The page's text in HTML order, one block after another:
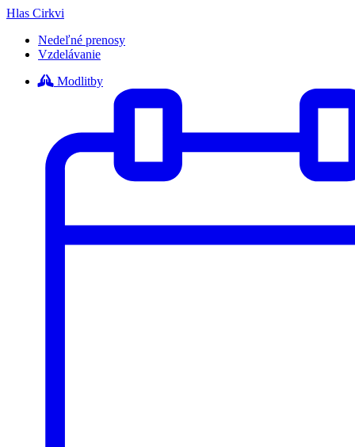
Hlas Cirkvi
Nedeľné prenosy
Vzdelávanie
Modlitby